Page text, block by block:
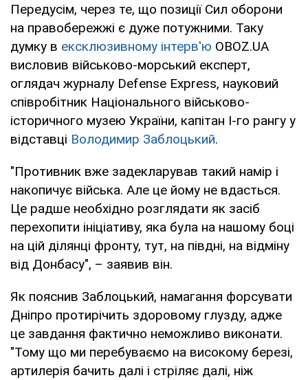
Передусім, через те, що позиції Сил оборони
на правобережжі є дуже потужними. Таку
думку в ексклюзивному інтерв'ю OBOZ.UA
висловив військово-морський експерт,
оглядач журналу Defense Express, науковий
співробітник Національного військово-
історичного музею України, капітан I-го рангу у
відставці Володимир Заблоцький.
"Противник вже задекларував такий намір і
накопичує війська. Але це йому не вдасться.
Це радше необхідно розглядати як засіб
перехопити ініціативу, яка була на нашому боці
на цій ділянці фронту, тут, на півдні, на відміну
від Донбасу", – заявив він.
Як пояснив Заблоцький, намагання форсувати
Дніпро протирічить здоровому глузду, адже
це завдання фактично неможливо виконати.
"Тому що ми перебуваємо на високому березі,
артилерія бачить далі і стріляє далі, ніж